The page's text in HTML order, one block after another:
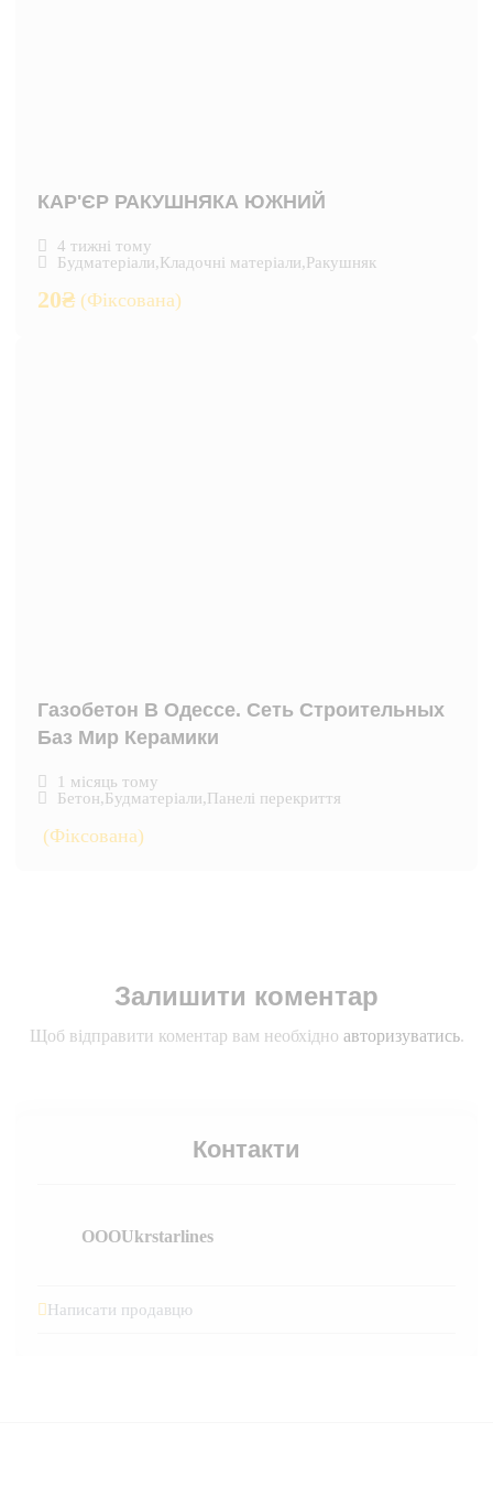
КАР'ЄР РАКУШНЯКА ЮЖНИЙ
4 тижні тому
Будматеріали,Кладочні матеріали,Ракушняк
20₴ (Фіксована)
Газобетон В Одессе. Сеть Строительных
Баз Мир Керамики
1 місяць тому
Бетон,Будматеріали,Панелі перекриття
(Фіксована)
Залишити коментар
Щоб відправити коментар вам необхідно авторизуватись.
Контакти
OOOUkrstarlines
Написати продавцю